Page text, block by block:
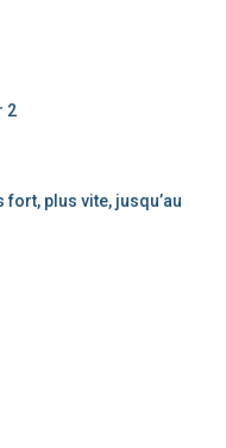
2
plus vite, jusqu’au